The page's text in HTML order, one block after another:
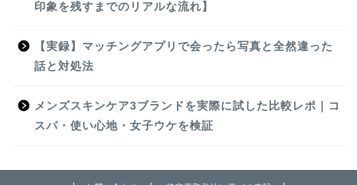
印象を残すまでのリアルな流れ】
【実録】マッチングアプリで会ったら写真と全然違った
話と対処法
メンズスキンケア3ブランドを実際に試した比較レポ｜コ
スパ・使い心地・女子ウケを検証